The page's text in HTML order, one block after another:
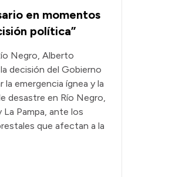
en momentos
política”
Negro, Alberto
decisión del Gobierno
la emergencia ígnea y la
desastre en Río Negro,
Pampa, ante los
que afectan a la